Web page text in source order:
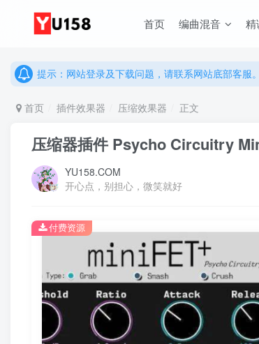
首页 编曲混音 精
提示：网站登录及下载问题，请联系网站底部客服
提示：网站登录及下载问题，请联系网站底部客服
首页 插件效果器 压缩效果器 正文
压缩器插件 Psycho Circuitry
YU158.COM
开心点，别担心，微笑就好
付费资源